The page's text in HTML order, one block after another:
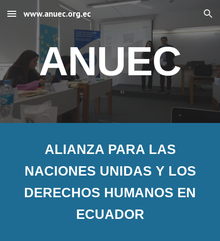
Skip to main content Skip to navigation
www.anuec.org.ec
ANUEC
ALIANZA PARA LAS
NACIONES UNIDAS Y LOS
DERECHOS HUMANOS EN
ECUADOR